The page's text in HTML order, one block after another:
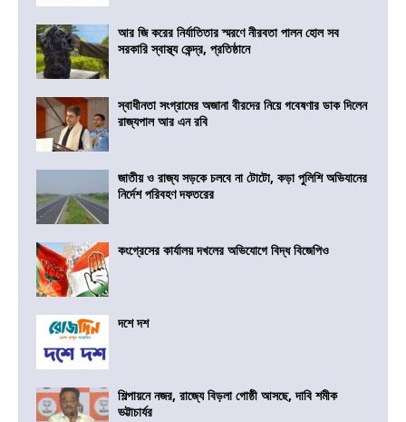
আর জি করের নির্যাতিতার স্মরণে নীরবতা পালন হোল সব
সরকারি স্বাস্থ্য কেন্দ্র, প্রতিষ্ঠানে
স্বাধীনতা সংগ্রামের অজানা বীরদের নিয়ে গবেষণার ডাক দিলেন
রাজ্যপাল আর এন রবি
জাতীয় ও রাজ্য সড়কে চলবে না টোটো, কড়া পুলিশি অভিযানের
নির্দেশ পরিবহণ দফতরের
কংগ্রেসের কার্যালয় দখলের অভিযোগে বিদ্ধ বিজেপিও
দশে দশ
শিল্পায়নে নজর, রাজ্যে বিড়লা গোষ্ঠী আসছে, দাবি শমীক
ভট্টাচার্যর